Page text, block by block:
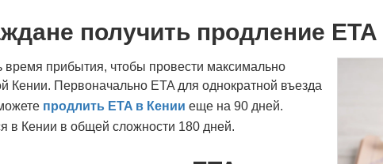
получить продление
время прибытия, чтобы провести максимально
Кении. Первоначально ETA для однократной въезда
продлить ETA в Кении еще на 90 дней.
в Кении в общей сложности 180 дней.